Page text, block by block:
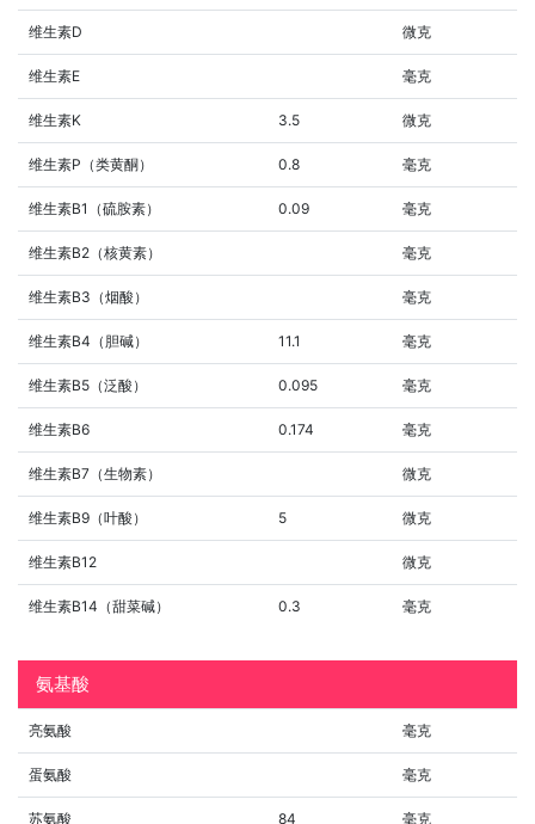
维生素D 微克
维生素E 毫克
维生素K 3.5 微克
维生素P（类黄酮） 0.8 毫克
维生素B1（硫胺素） 0.09 毫克
维生素B2（核黄素） 毫克
维生素B3（烟酸） 毫克
维生素B4（胆碱） 11.1 毫克
维生素B5（泛酸） 0.095 毫克
维生素B6 0.174 毫克
维生素B7（生物素） 微克
维生素B9（叶酸） 5 微克
维生素B12 微克
维生素B14（甜菜碱） 0.3 毫克
氨基酸
亮氨酸 毫克
蛋氨酸 毫克
苏氨酸 84 毫克